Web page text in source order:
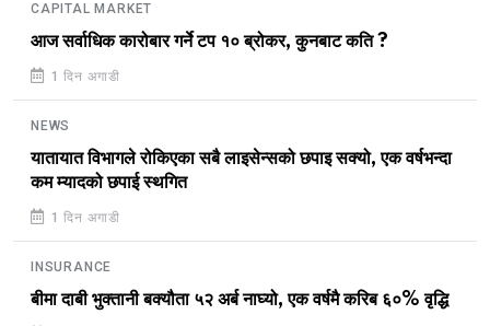
CAPITAL MARKET
आज सर्वाधिक कारोबार गर्ने टप १० ब्रोकर, कुनबाट कति ?
1 दिन अगाडी
NEWS
यातायात विभागले रोकिएका सबै लाइसेन्सको छपाइ सक्यो, एक वर्षभन्दा
कम म्यादको छपाई स्थगित
1 दिन अगाडी
INSURANCE
बीमा दाबी भुक्तानी बक्यौता ५२ अर्ब नाघ्यो, एक वर्षमै करिब ६०% वृद्धि